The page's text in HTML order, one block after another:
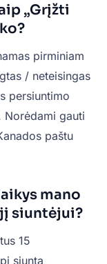
„Grįžti
pirminiam
/ neteisingas
persiuntimo
Norėdami gauti
paštu
mano
siuntėjui?
15
siunta